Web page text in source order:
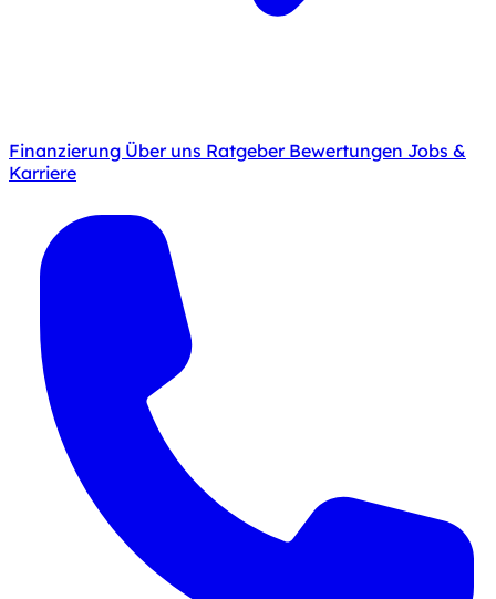
Finanzierung Über uns Ratgeber Bewertungen Jobs &
Karriere